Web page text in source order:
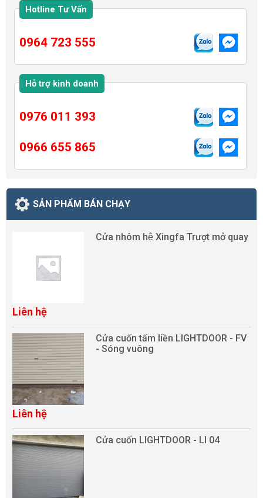
Hotline Tư Vấn
0964 723 555
Hỗ trợ kinh doanh
0976 011 393
0966 655 865
SẢN PHẨM BÁN CHẠY
Cửa nhôm hệ Xingfa Trượt mở quay
Liên hệ
Cửa cuốn tấm liền LIGHTDOOR - FV
- Sóng vuông
Liên hệ
Cửa cuốn LIGHTDOOR - LI 04